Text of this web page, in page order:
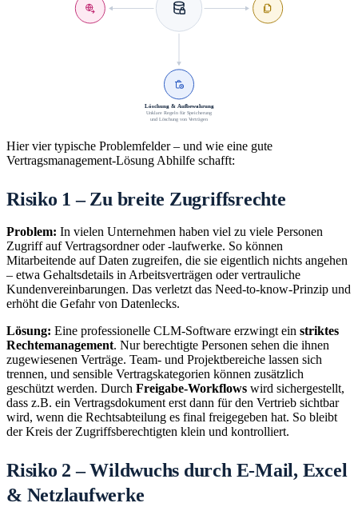
Löschung & Aufbewahrung
Unklare Regeln für Speicherung
und Löschung von Verträgen
Hier vier typische Problemfelder – und wie eine gute
Vertragsmanagement-Lösung Abhilfe schafft:
Risiko 1 – Zu breite Zugriffsrechte
Problem: In vielen Unternehmen haben viel zu viele Personen
Zugriff auf Vertragsordner oder -laufwerke. So können
Mitarbeitende auf Daten zugreifen, die sie eigentlich nichts angehen
– etwa Gehaltsdetails in Arbeitsverträgen oder vertrauliche
Kundenvereinbarungen. Das verletzt das Need-to-know-Prinzip und
erhöht die Gefahr von Datenlecks.
Lösung: Eine professionelle CLM-Software erzwingt ein striktes
Rechtemanagement. Nur berechtigte Personen sehen die ihnen
zugewiesenen Verträge. Team- und Projektbereiche lassen sich
trennen, und sensible Vertragskategorien können zusätzlich
geschützt werden. Durch Freigabe-Workflows wird sichergestellt,
dass z.B. ein Vertragsdokument erst dann für den Vertrieb sichtbar
wird, wenn die Rechtsabteilung es final freigegeben hat. So bleibt
der Kreis der Zugriffsberechtigten klein und kontrolliert.
Risiko 2 – Wildwuchs durch E-Mail, Excel
& Netzlaufwerke